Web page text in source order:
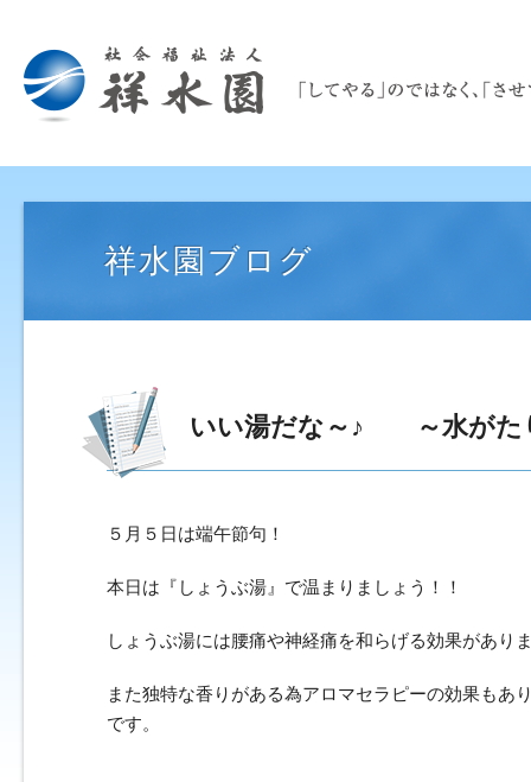
祥水園ブログ
いい湯だな～♪ ～水がた
５月５日は端午節句！
本日は『しょうぶ湯』で温まりましょう！！
しょうぶ湯には腰痛や神経痛を和らげる効果があり
また独特な香りがある為アロマセラピーの効果もあ
です。